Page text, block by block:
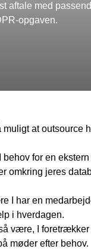
aftale med
opgaven.
muligt at outsource
behov for en
omkring jeres
I har en
i hverdagen.
være, I foretrækker
møder efter behov.